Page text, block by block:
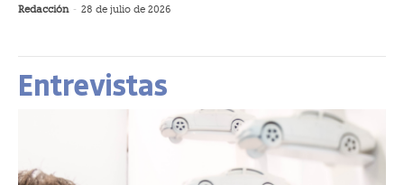
Redacción - 28 de julio de 2026
Entrevistas